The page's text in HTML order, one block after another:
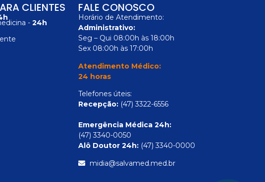
CLIENTES
- 24h
FALE CONOSCO
Horário de Atendimento:
Administrativo:
Seg – Qui 08:00h às 18:00h
Sex 08:00h às 17:00h
Atendimento Médico:
24 horas
Telefones úteis:
Recepção: (47) 3322-6556
Emergência Médica 24h:
(47) 3340-0050
Alô Doutor 24h: (47) 3340-0000
midia@salvamed.med.br